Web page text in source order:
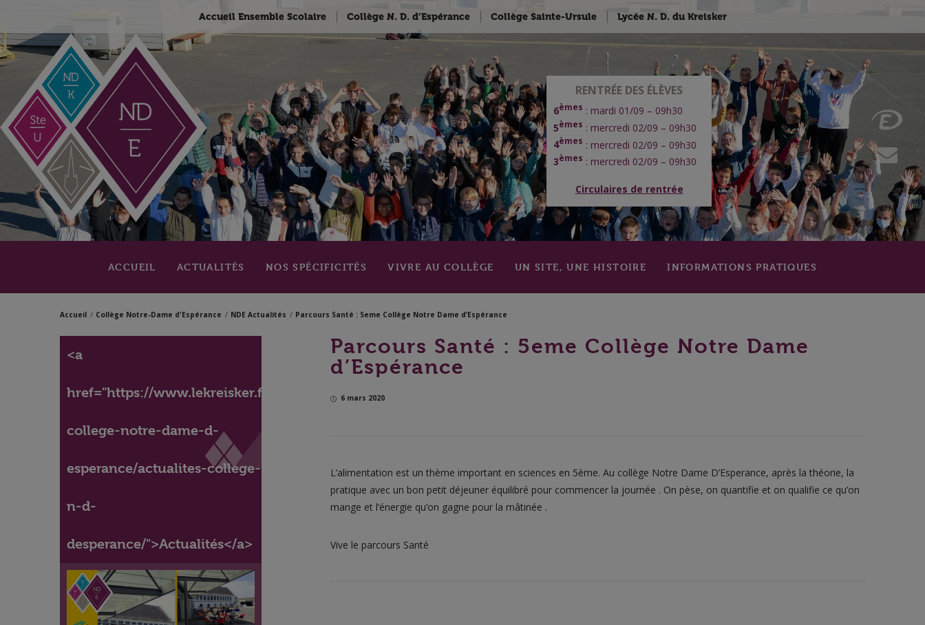
Accueil Ensemble Scolaire Collège N. D. d’Espérance Collège Sainte-Ursule Lycée N. D. du Kreisker
RENTRÉE DES ÉLÈVES
6èmes : mardi 01/09 – 09h30
5èmes : mercredi 02/09 – 09h30
4èmes : mercredi 02/09 – 09h30
3èmes : mercredi 02/09 – 09h30
Circulaires de rentrée
ACCUEIL ACTUALITÉS NOS SPÉCIFICITÉS VIVRE AU COLLÈGE UN SITE, UNE HISTOIRE INFORMATIONS PRATIQUES
Accueil Collège Notre-Dame d'Espérance NDE Actualités Parcours Santé : 5eme Collège Notre Dame d’Espérance
Parcours Santé : 5eme Collège Notre Dame
d’Espérance
6 mars 2020
L’alimentation est un thème important en sciences en 5ème. Au collège Notre Dame D’Esperance, après la théorie, la
pratique avec un bon petit déjeuner équilibré pour commencer la journée . On pèse, on quantifie et on qualifie ce qu’on
mange et l’énergie qu’on gagne pour la mâtinée .
Vive le parcours Santé
<a
href="https://www.lekreisker.fr/accueil-
college-notre-dame-d-
esperance/actualites-college-
n-d-
desperance/">Actualités</a>